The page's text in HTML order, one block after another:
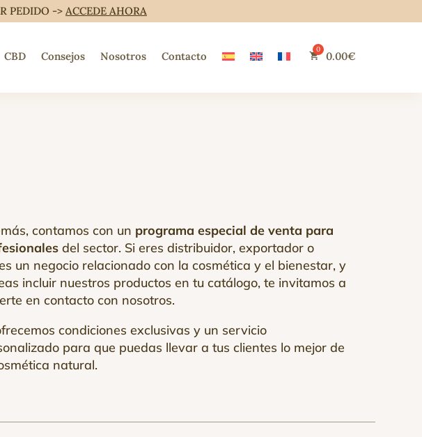
PEDIDO -> ACCEDE AHORA
CBD Consejos Nosotros Contacto 0.00€
contamos con un programa especial de venta para
del sector. Si eres distribuidor, exportador o
un negocio relacionado con la cosmética y el bienestar, y
incluir nuestros productos en tu catálogo, te invitamos a
en contacto con nosotros.
condiciones exclusivas y un servicio
para que puedas llevar a tus clientes lo mejor de
natural.